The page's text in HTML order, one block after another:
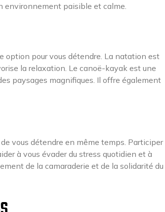
environnement paisible et calme.
option pour vous détendre. La natation est
la relaxation. Le canoë-kayak est une
paysages magnifiques. Il offre également
vous détendre en même temps. Participer
à vous évader du stress quotidien et à
de la camaraderie et de la solidarité du